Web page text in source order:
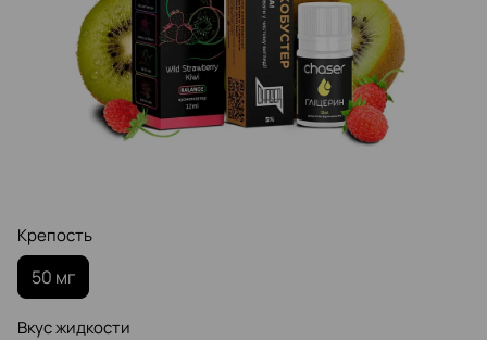
Крепость
50 мг
Вкус жидкости